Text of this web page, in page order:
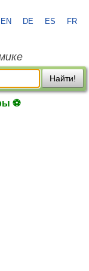
EN DE ES FR
Найти!
⚽